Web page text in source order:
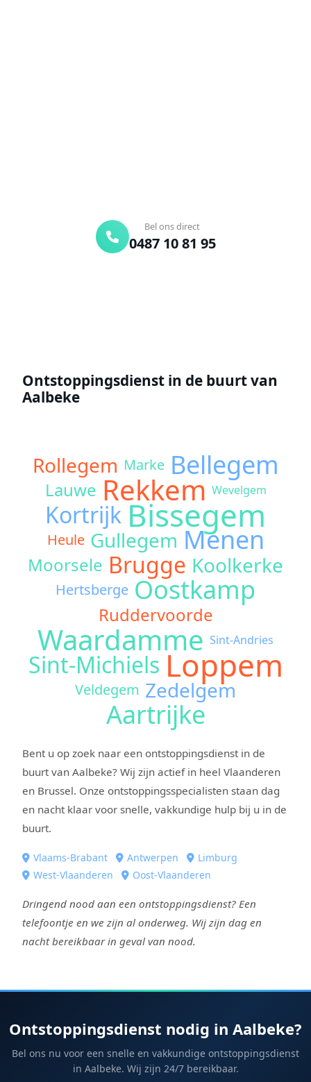
Bel ons direct
0487 10 81 95
Ontstoppingsdienst in de buurt van
Aalbeke
Rollegem Marke Bellegem
Lauwe Rekkem Wevelgem
KortrijkBissegem
Heule Gullegem Menen
Moorsele Brugge Koolkerke
Hertsberge Oostkamp
Ruddervoorde
Waardamme Sint-Andries
Sint-MichielsLoppem
Veldegem Zedelgem
Aartrijke
Bent u op zoek naar een ontstoppingsdienst in de
buurt van Aalbeke? Wij zijn actief in heel Vlaanderen
en Brussel. Onze ontstoppingsspecialisten staan dag
en nacht klaar voor snelle, vakkundige hulp bij u in de
buurt.
Vlaams-Brabant Antwerpen
Limburg
West-Vlaanderen
Oost-Vlaanderen
Dringend nood aan een ontstoppingsdienst? Een
telefoontje en we zijn al onderweg. Wij zijn dag en
nacht bereikbaar in geval van nood.
Ontstoppingsdienst nodig in Aalbeke?
Bel ons nu voor een snelle en vakkundige ontstoppingsdienst
in Aalbeke. Wij zijn 24/7 bereikbaar.